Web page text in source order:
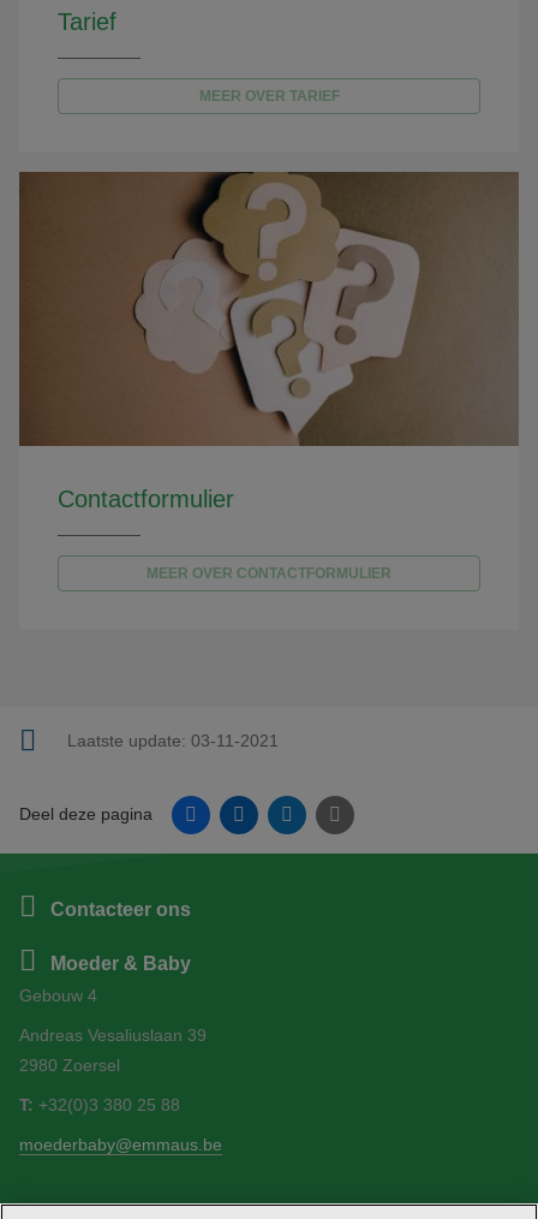
Tarief
MEER OVER TARIEF
Contactformulier
MEER OVER CONTACTFORMULIER
Laatste update: 03-11-2021
Deel deze pagina FacebookLinkedinTwitter E-mail
Contacteer ons
Moeder & Baby
Gebouw 4
Andreas Vesaliuslaan 39
2980 Zoersel
T: +32(0)3 380 25 88
moederbaby@emmaus.be